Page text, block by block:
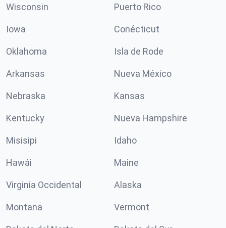
Wisconsin Puerto Rico
Iowa Conécticut
Oklahoma Isla de Rode
Arkansas Nueva México
Nebraska Kansas
Kentucky Nueva Hampshire
Misisipi Idaho
Hawái Maine
Virginia Occidental Alaska
Montana Vermont